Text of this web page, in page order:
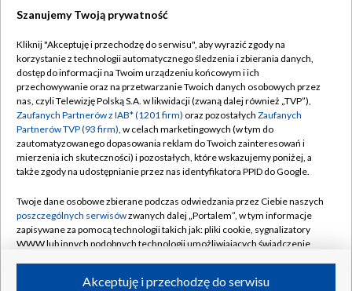
TVP
Abonament TVP
Emisja w TVP
Centrum informacji TVP
Naziemna Telewizja Cyfrowa
Rada Programowa
System NOS
Informacje o nadawcy
Regulamin TVP
Polityka prywatności
Moje zgody
Pomoc
Kontakt
Kanały
Szanujemy Twoją prywatność
Kliknij "Akceptuję i przechodzę do serwisu", aby wyrazić zgody na
korzystanie z technologii automatycznego śledzenia i zbierania danych,
dostęp do informacji na Twoim urządzeniu końcowym i ich
przechowywanie oraz na przetwarzanie Twoich danych osobowych przez
nas, czyli Telewizję Polską S.A. w likwidacji (zwaną dalej również „TVP”),
Zaufanych Partnerów z IAB* (1201 firm) oraz pozostałych Zaufanych
Partnerów TVP (93 firm), w celach marketingowych (w tym do
zautomatyzowanego dopasowania reklam do Twoich zainteresowań i
mierzenia ich skuteczności) i pozostałych, które wskazujemy poniżej, a
także zgody na udostępnianie przez nas identyfikatora PPID do Google.
Twoje dane osobowe zbierane podczas odwiedzania przez Ciebie naszych
poszczególnych serwisówzwanych dalej „Portalem”, w tym informacje
zapisywane za pomocą technologii takich jak: pliki cookie, sygnalizatory
WWW lub innych podobnych technologii umożliwiających świadczenie
ruchu w Internecie.Akceptuję i przechodzę do serwisu